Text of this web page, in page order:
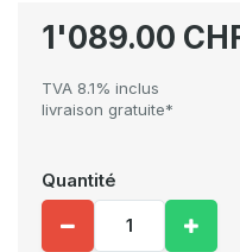
1'089.00
TVA 8.1% inclus
livraison gratuite*
Quantité